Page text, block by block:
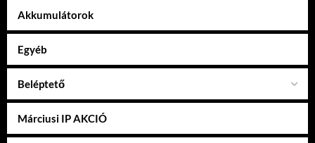
Akkumulátorok
Egyéb
Beléptető
Márciusi IP AKCIÓ